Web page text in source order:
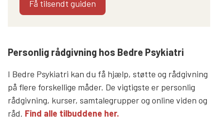
Få tilsendt guiden
Personlig rådgivning hos Bedre Psykiatri
I Bedre Psykiatri kan du få hjælp, støtte og rådgivning
på flere forskellige måder. De vigtigste er personlig
rådgivning, kurser, samtalegrupper og online viden og
råd. Find alle tilbuddene her.